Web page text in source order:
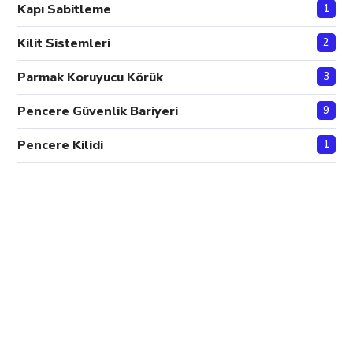
Kapı Sabitleme 1
Kilit Sistemleri 2
Parmak Koruyucu Körük 3
Pencere Güvenlik Bariyeri 9
Pencere Kilidi 1